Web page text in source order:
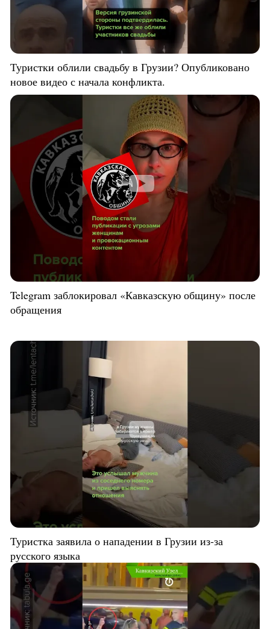
Туристки облили свадьбу в Грузии? Опубликовано
новое видео с начала конфликта.
Telegram заблокировал «Кавказскую общину» после
обращения
Туристка заявила о нападении в Грузии из-за
русского языка